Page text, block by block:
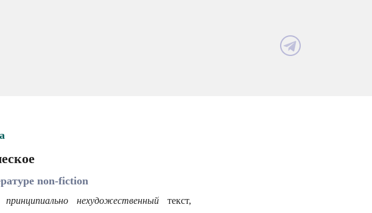
nоn-fiction
принципиально нехудожественный текст,